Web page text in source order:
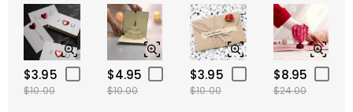
$3.95
$10.00
$4.95
$10.00
$3.95
$10.00
$8.95
$24.00